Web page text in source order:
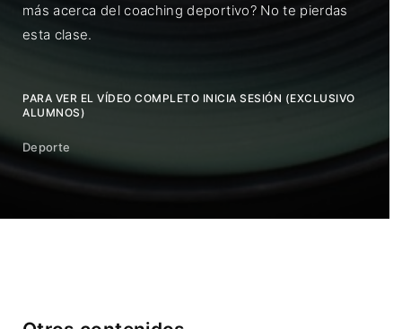
más acerca del coaching deportivo? No te pierdas
esta clase.
PARA VER EL VÍDEO COMPLETO INICIA SESIÓN (EXCLUSIVO
ALUMNOS)
Deporte